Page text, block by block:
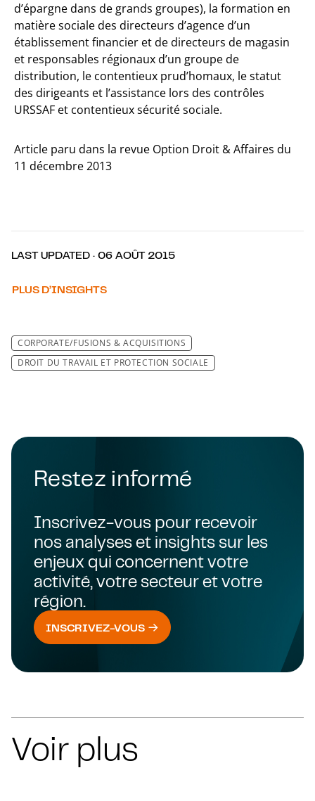
d’épargne dans de grands groupes), la formation en
matière sociale des directeurs d’agence d’un
établissement financier et de directeurs de magasin
et responsables régionaux d’un groupe de
distribution, le contentieux prud’homaux, le statut
des dirigeants et l’assistance lors des contrôles
URSSAF et contentieux sécurité sociale.
Article paru dans la revue Option Droit & Affaires du
11 décembre 2013
LAST UPDATED · 06 AOÛT 2015
PLUS D’INSIGHTS
CORPORATE/FUSIONS & ACQUISITIONS
DROIT DU TRAVAIL ET PROTECTION SOCIALE
Restez informé
Inscrivez-vous pour recevoir
nos analyses et insights sur les
enjeux qui concernent votre
activité, votre secteur et votre
région.
INSCRIVEZ-VOUS
Voir plus